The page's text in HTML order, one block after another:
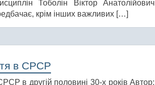
Тоболін Віктор Анатолійович
крім інших важливих […]
в СРСР
в другій половині 30-х років Автор: